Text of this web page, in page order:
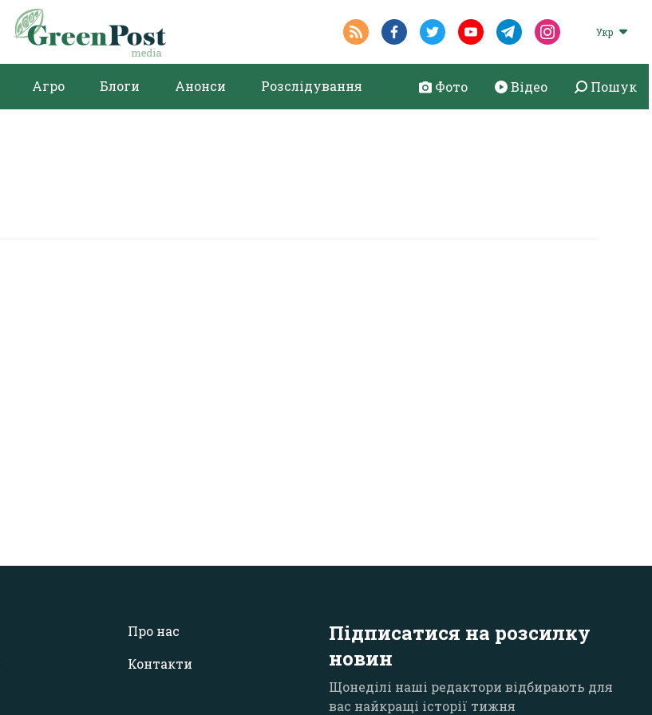
Укр
Агро Блоги Анонси Розслідування Фото Відео Пошук
Про нас
Контакти
Підписатися на розсилку
новин
Щонеділі наші редактори відбирають для
вас найкращі історії тижня